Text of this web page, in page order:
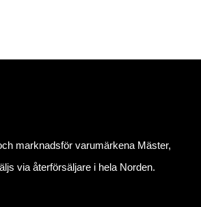
marknadsför varumärkena Mäster,
via återförsäljare i hela Norden.